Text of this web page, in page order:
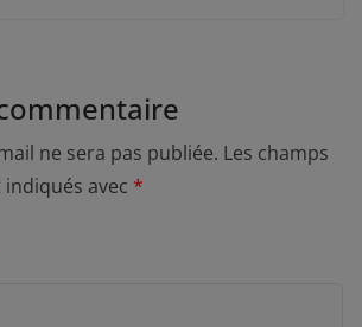
ne sera pas publiée. Les champs
avec *